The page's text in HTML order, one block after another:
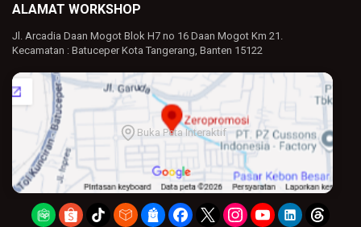
ALAMAT WORKSHOP
Jl. Arcadia Daan Mogot Blok H7 no 16 Daan Mogot Km 21.
Kecamatan : Batuceper Kota Tangerang, Banten 15122
Buka Peta Interaktif